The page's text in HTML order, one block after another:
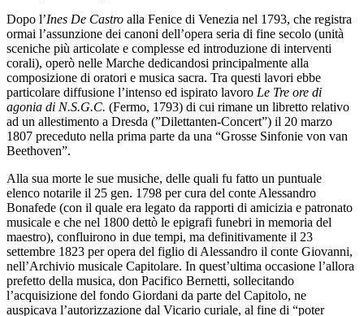
Dopo l’Ines De Castro alla Fenice di Venezia nel 1793, che registra
ormai l’assunzione dei canoni dell’opera seria di fine secolo (unità
sceniche più articolate e complesse ed introduzione di interventi
corali), operò nelle Marche dedicandosi principalmente alla
composizione di oratori e musica sacra. Tra questi lavori ebbe
particolare diffusione l’intenso ed ispirato lavoro Le Tre ore di
agonia di N.S.G.C. (Fermo, 1793) di cui rimane un libretto relativo
ad un allestimento a Dresda (”Dilettanten-Concert”) il 20 marzo
1807 preceduto nella prima parte da una “Grosse Sinfonie von van
Beethoven”.
Alla sua morte le sue musiche, delle quali fu fatto un puntuale
elenco notarile il 25 gen. 1798 per cura del conte Alessandro
Bonafede (con il quale era legato da rapporti di amicizia e patronato
musicale e che nel 1800 dettò le epigrafi funebri in memoria del
maestro), confluirono in due tempi, ma definitivamente il 23
settembre 1823 per opera del figlio di Alessandro il conte Giovanni,
nell’Archivio musicale Capitolare. In quest’ultima occasione l’allora
prefetto della musica, don Pacifico Bernetti, sollecitando
l’acquisizione del fondo Giordani da parte del Capitolo, ne
auspicava l’autorizzazione dal Vicario curiale, al fine di “poter